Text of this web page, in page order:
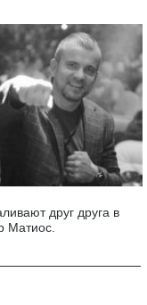
друг друга в
Матиос.